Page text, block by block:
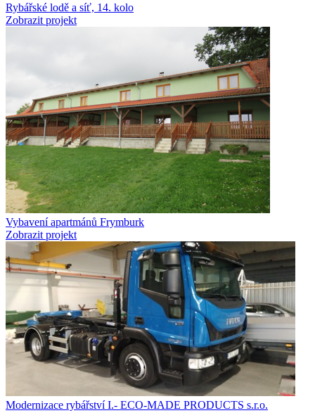
Rybářské lodě a síť, 14. kolo
Zobrazit projekt
Vybavení apartmánů Frymburk
Zobrazit projekt
Modernizace rybářství I.- ECO-MADE PRODUCTS s.r.o.